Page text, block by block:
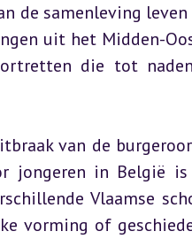
de samenleving leven
uit het Midden-
die tot
van de
jongeren in België
Vlaamse
vorming of